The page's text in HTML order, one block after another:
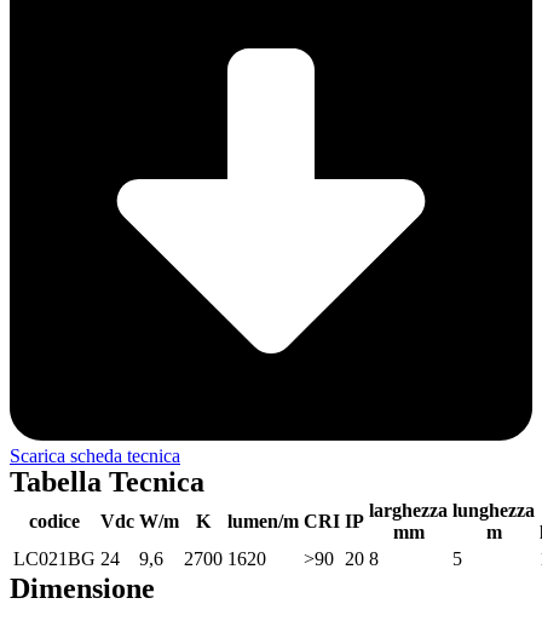
Scarica scheda tecnica
Tabella Tecnica
codice Vdc W/m K lumen/m CRI IP
larghezza
mm
lunghezza
m
LC021BG 24 9,6 2700 1620 >90 20 8 5
Dimensione